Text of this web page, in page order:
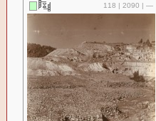
118 | 2090 | —